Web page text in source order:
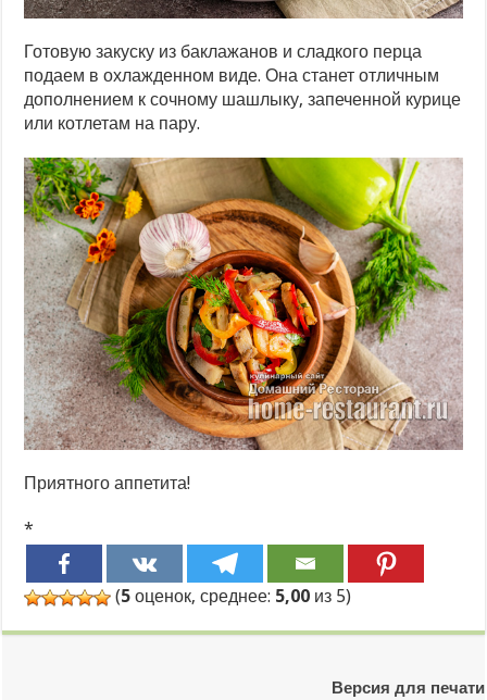
Готовую закуску из баклажанов и сладкого перца
подаем в охлажденном виде. Она станет отличным
дополнением к сочному шашлыку, запеченной курице
или котлетам на пару.
Приятного аппетита!
*
(5 оценок, среднее: 5,00 из 5)
Версия для печати